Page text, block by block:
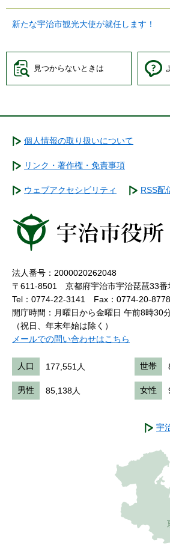
新たな宇治市観光大使が就任します！
見つからないときは
個人情報の取り扱いについて
リンク・著作権・免責事項
ウェブアクセシビリティ RSS配
法人番号：2000020262048
〒611-8501 京都府宇治市宇治琵琶33
Tel：0774-22-3141
Fax：0774-20-8778
開庁時間：月曜日から金曜日 午前8時30
（祝日、年末年始は除く）
メールでの問い合わせはこちら
人口 177,551人 世帯
男性 85,138人 女性
宇